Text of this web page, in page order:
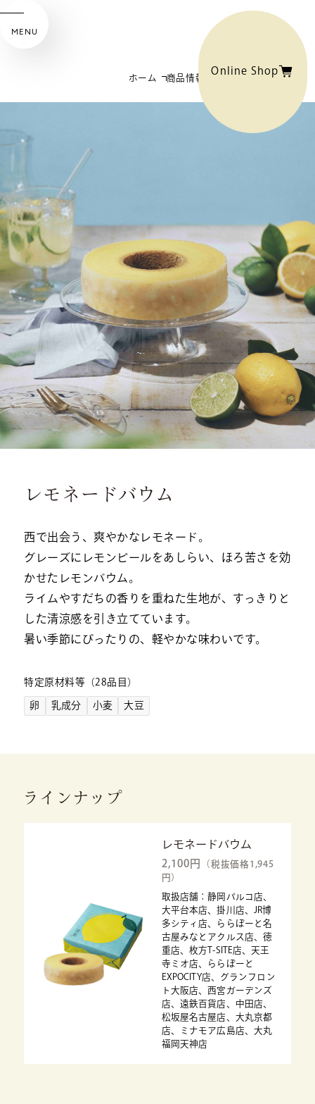
MENU
Online Shop
ホーム 商品情報 レモネードバウム
レモネードバウム
西で出会う、爽やかなレモネード。
グレーズにレモンピールをあしらい、ほろ苦さを効
かせたレモンバウム。
ライムやすだちの香りを重ねた生地が、すっきりと
した清涼感を引き立てています。
暑い季節にぴったりの、軽やかな味わいです。
特定原材料等（28品目）
卵 乳成分 小麦 大豆
ラインナップ
レモネードバウム
2,100円
（税抜価格1,945
円）
取扱店舗：静岡パルコ店、
大平台本店、掛川店、JR博
多シティ店、ららぽーと名
古屋みなとアクルス店、徳
重店、枚方T-SITE店、天王
寺ミオ店、ららぽーと
EXPOCITY店、グランフロン
ト大阪店、西宮ガーデンズ
店、遠鉄百貨店、中田店、
松坂屋名古屋店、大丸京都
店、ミナモア広島店、大丸
福岡天神店